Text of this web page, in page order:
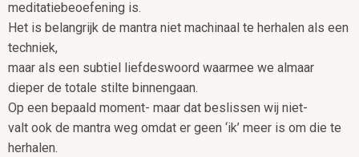
meditatiebeoefening is.
Het is belangrijk de mantra niet machinaal te herhalen als een
techniek,
maar als een subtiel liefdeswoord waarmee we almaar
dieper de totale stilte binnengaan.
Op een bepaald moment- maar dat beslissen wij niet-
valt ook de mantra weg omdat er geen ‘ik’ meer is om die te
herhalen.